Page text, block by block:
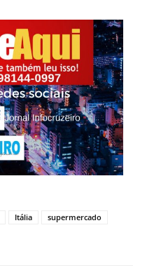
Itália
supermercado